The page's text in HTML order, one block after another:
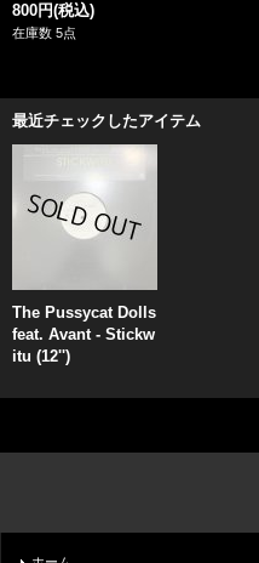
800円(税込)
在庫数 5点
最近チェックしたアイテム
The Pussycat Dolls
feat. Avant - Stickw
itu (12'')